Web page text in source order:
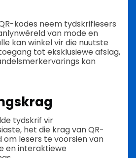
kodes neem tydskriflesers
van mode en
kan winkel vir die nuutste
tot eksklusiewe afslag,
kan
tydskrif vir
het die krag van QR-
om lesers te voorsien van
en interaktiewe